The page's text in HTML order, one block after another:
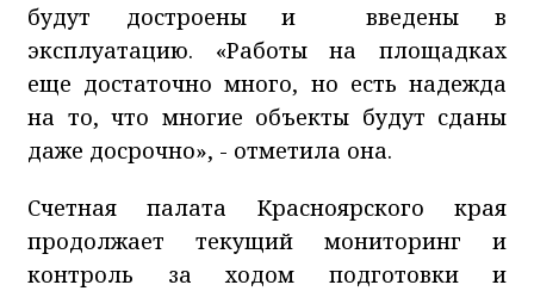
будут достроены и введены в
эксплуатацию. «Работы на площадках
еще достаточно много, но есть надежда
на то, что многие объекты будут сданы
даже досрочно», - отметила она.
Счетная палата Красноярского края
продолжает текущий мониторинг и
контроль за ходом подготовки и